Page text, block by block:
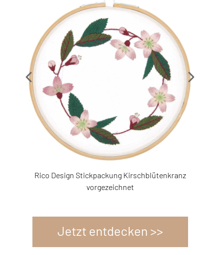
Rico Design Stickpackung Läufer Gräserkranz
40x150cm3383353
Jetzt entdecken >>